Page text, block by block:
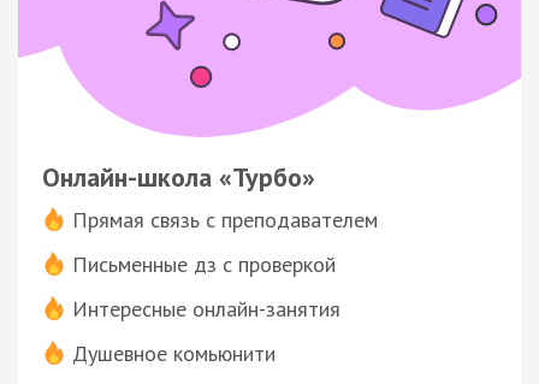
Онлайн-школа «Турбо»
Прямая связь с преподавателем
Письменные дз с проверкой
Интересные онлайн-занятия
Душевное комьюнити